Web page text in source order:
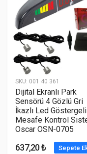
SKU: 001 40 361
Dijital Ekranlı Park
Sensörü 4 Gözlü Gri
İkazlı Led Göstergeli
Mesafe Kontrol
Oscar OSN-0705
637,20 ₺ Sepete